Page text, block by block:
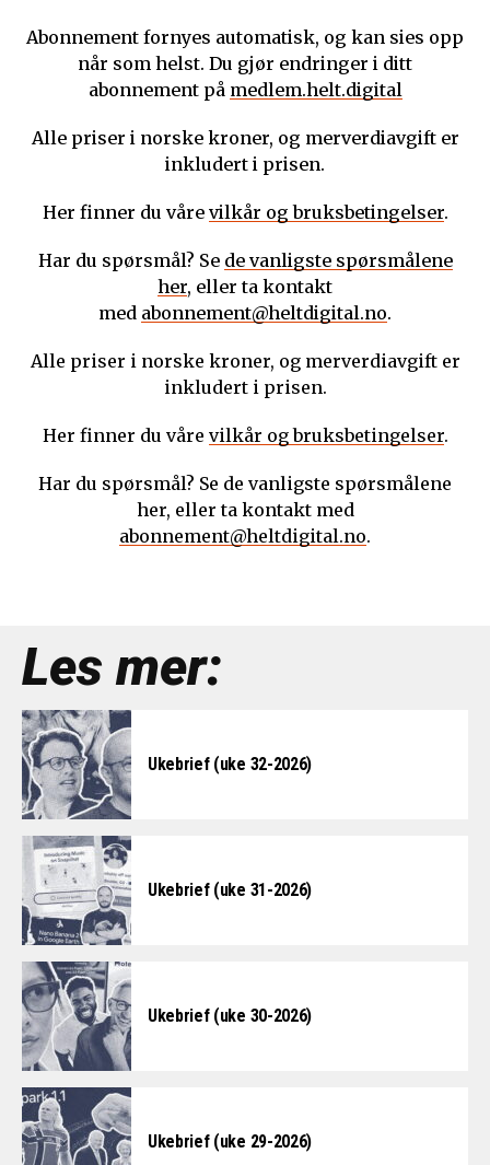
Abonnement fornyes automatisk, og kan sies opp
når som helst. Du gjør endringer i ditt
abonnement på medlem.helt.digital
Alle priser i norske kroner, og merverdiavgift er
inkludert i prisen.
Her finner du våre vilkår og bruksbetingelser.
Har du spørsmål? Se de vanligste spørsmålene
her, eller ta kontakt
med abonnement@heltdigital.no.
Alle priser i norske kroner, og merverdiavgift er
inkludert i prisen.
Her finner du våre vilkår og bruksbetingelser.
Har du spørsmål? Se de vanligste spørsmålene
her, eller ta kontakt med
abonnement@heltdigital.no.
Les mer:
Ukebrief (uke 32-2026)
Ukebrief (uke 31-2026)
Ukebrief (uke 30-2026)
Ukebrief (uke 29-2026)